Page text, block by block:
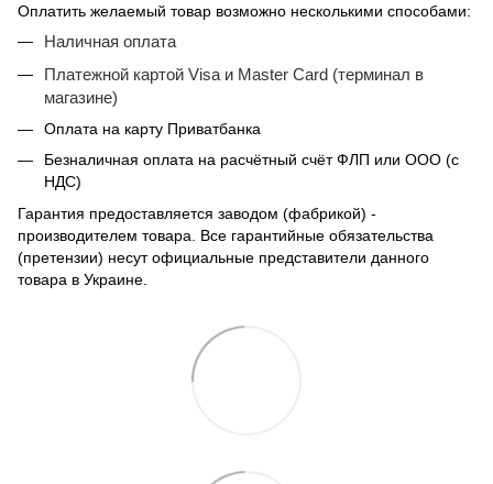
Оплатить желаемый товар возможно несколькими способами:
Наличная оплата
Платежной картой Visa и Master Card (терминал в
магазине)
Оплата на карту Приватбанка
Безналичная оплата на расчётный счёт ФЛП или ООО (с
НДС)
Гарантия предоставляется заводом (фабрикой) -
производителем товара. Все гарантийные обязательства
(претензии) несут официальные представители данного
товара в Украине.